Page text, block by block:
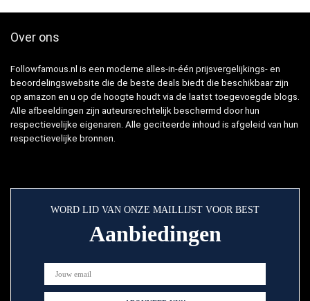
Over ons
Followfamous.nl is een moderne alles-in-één prijsvergelijkings- en
beoordelingswebsite die de beste deals biedt die beschikbaar zijn
op amazon en u op de hoogte houdt via de laatst toegevoegde blogs.
Alle afbeeldingen zijn auteursrechtelijk beschermd door hun
respectievelijke eigenaren. Alle geciteerde inhoud is afgeleid van hun
respectievelijke bronnen.
WORD LID VAN ONZE MAILLIJST VOOR BEST
Aanbiedingen